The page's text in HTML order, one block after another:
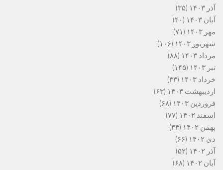
آذر ۱۴۰۳
(۳۵)
آبان ۱۴۰۳
(۴۰)
مهر ۱۴۰۳
(۷۱)
شهریور ۱۴۰۳
(۱۰۶)
مرداد ۱۴۰۳
(۸۸)
تیر ۱۴۰۳
(۱۴۵)
خرداد ۱۴۰۳
(۴۳)
اردیبهشت ۱۴۰۳
(۶۳)
فروردین ۱۴۰۳
(۶۸)
اسفند ۱۴۰۲
(۷۷)
بهمن ۱۴۰۲
(۳۴)
دی ۱۴۰۲
(۶۶)
آذر ۱۴۰۲
(۵۲)
آبان ۱۴۰۲
(۶۸)